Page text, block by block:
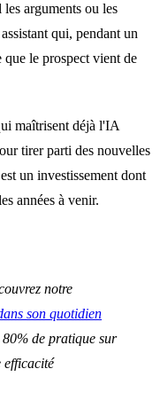
arguments ou les
qui, pendant un
que le prospect vient de
maîtrisent déjà l'IA
tirer parti des nouvelles
un investissement dont
années à venir.
notre
son quotidien
de pratique sur
efficacité